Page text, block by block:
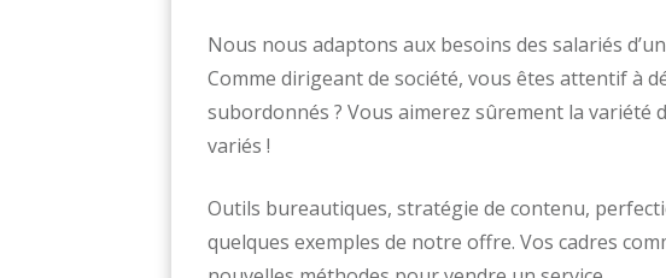
Nous nous adaptons aux besoins des salariés
Comme dirigeant de société, vous êtes attentif à
subordonnés ? Vous aimerez sûrement la variété
variés !
Outils bureautiques, stratégie de contenu,
quelques exemples de notre offre. Vos cadres